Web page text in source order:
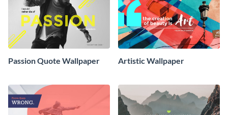
Passion Quote Wallpaper Artistic Wallpaper